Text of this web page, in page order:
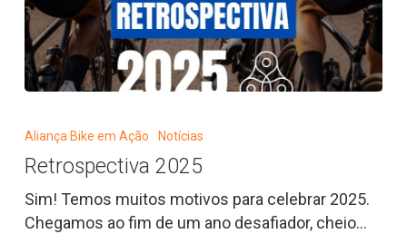
Aliança Bike em Ação Notícias
Retrospectiva 2025
Sim! Temos muitos motivos para celebrar 2025.
Chegamos ao fim de um ano desafiador, cheio…